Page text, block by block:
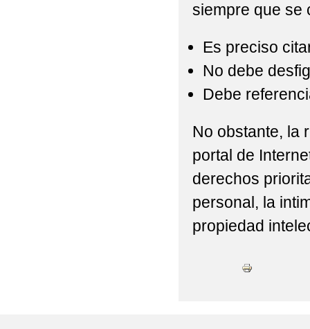
siempre que se
Es preciso
No debe
Debe
No obstante, la
portal de
derechos
personal, la
propiedad